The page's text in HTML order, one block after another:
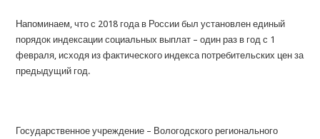
Напоминаем, что с 2018 года в России был установлен единый
порядок индексации социальных выплат – один раз в год с 1
февраля, исходя из фактического индекса потребительских цен за
предыдущий год.
Государственное учреждение – Вологодского регионального